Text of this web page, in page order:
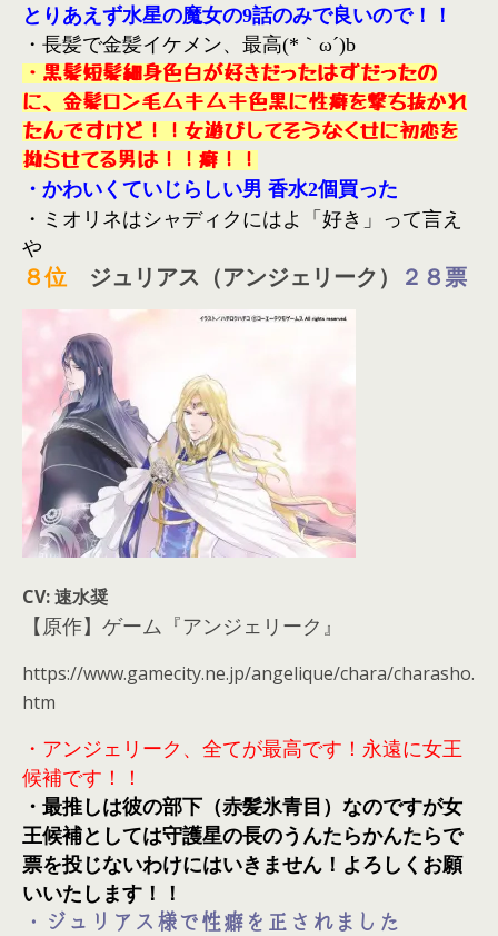
とりあえず水星の魔女の9話のみで良いので！！
・長髪で金髪イケメン、最高(*｀ω´)b
・黒髪短髪細身色白が好きだったはずだったの
に、金髪ロン毛ムキムキ色黒に性癖を撃ち抜かれ
たんですけど！！女遊びしてそうなくせに初恋を
拗らせてる男は！！癖！！
・かわいくていじらしい男 香水2個買った
・ミオリネはシャディクにはよ「好き」って言え
や
８位 ジュリアス（アンジェリーク） ２８票
CV: 速水奨
【原作】ゲーム『アンジェリーク』
https://www.gamecity.ne.jp/angelique/chara/charasho.
htm
・アンジェリーク、全てが最高です！永遠に女王
候補です！！
・最推しは彼の部下（赤髪氷青目）なのですが女
王候補としては守護星の長のうんたらかんたらで
票を投じないわけにはいきません！よろしくお願
いいたします！！
・ジュリアス様で性癖を正されました